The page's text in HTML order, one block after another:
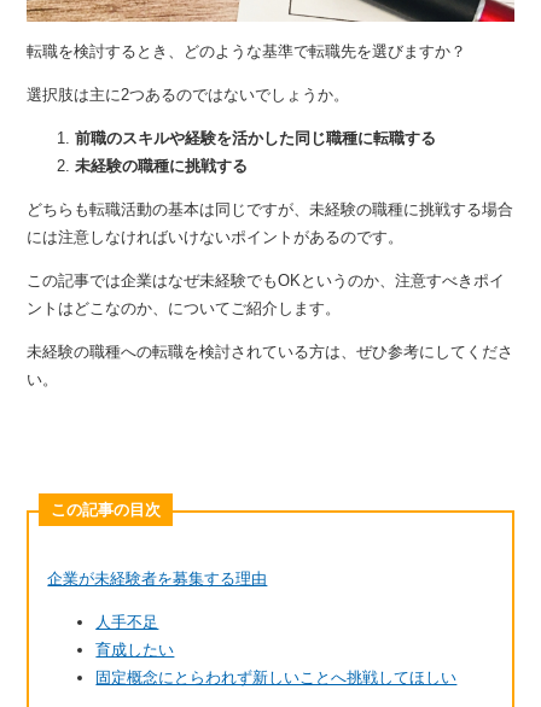
転職を検討するとき、どのような基準で転職先を選びますか？
選択肢は主に2つあるのではないでしょうか。
前職のスキルや経験を活かした同じ職種に転職する
未経験の職種に挑戦する
どちらも転職活動の基本は同じですが、未経験の職種に挑戦する場合
には注意しなければいけないポイントがあるのです。
この記事では企業はなぜ未経験でもOKというのか、注意すべきポイ
ントはどこなのか、についてご紹介します。
未経験の職種への転職を検討されている方は、ぜひ参考にしてくださ
い。
この記事の目次
企業が未経験者を募集する理由
人手不足
育成したい
固定概念にとらわれず新しいことへ挑戦してほしい